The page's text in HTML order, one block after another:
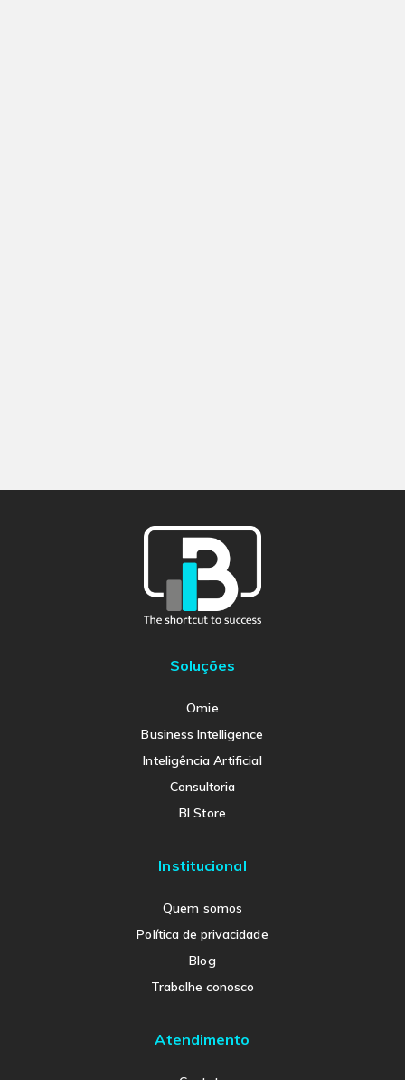
Soluções
Omie
Business Intelligence
Inteligência Artificial
Consultoria
BI Store
Institucional
Quem somos
Política de privacidade
Blog
Trabalhe conosco
Atendimento